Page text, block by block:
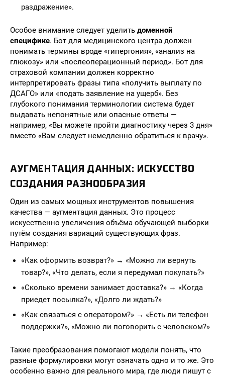
раздражение».
Особое внимание следует уделить доменной
специфике. Бот для медицинского центра должен
понимать термины вроде «гипертония», «анализ на
глюкозу» или «послеоперационный период». Бот для
страховой компании должен корректно
интерпретировать фразы типа «получить выплату по
ДСАГО» или «подать заявление на ущерб». Без
глубокого понимания терминологии система будет
выдавать непонятные или опасные ответы —
например, «Вы можете пройти диагностику через 3 дня»
вместо «Вам следует немедленно обратиться к врачу».
АУГМЕНТАЦИЯ ДАННЫХ: ИСКУССТВО
СОЗДАНИЯ РАЗНООБРАЗИЯ
Один из самых мощных инструментов повышения
качества — аугментация данных. Это процесс
искусственно увеличения объёма обучающей выборки
путём создания вариаций существующих фраз.
Например:
«Как оформить возврат?» → «Можно ли вернуть
товар?», «Что делать, если я передумал покупать?»
«Сколько времени занимает доставка?» → «Когда
приедет посылка?», «Долго ли ждать?»
«Как связаться с оператором?» → «Есть ли телефон
поддержки?», «Можно ли поговорить с человеком?»
Такие преобразования помогают модели понять, что
разные формулировки могут означать одно и то же. Это
особенно важно для реального мира, где люди пишут с